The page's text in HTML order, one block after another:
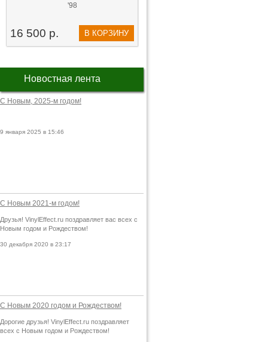
'98
16 500 р. В КОРЗИНУ
Новостная лента
С Новым, 2025-м годом!
9 января 2025 в 15:46
С Новым 2021-м годом!
Друзья! VinylEffect.ru поздравляет вас всех с
Новым годом и Рождеством!
30 декабря 2020 в 23:17
С Новым 2020 годом и Рождеством!
Дорогие друзья! VinylEffect.ru поздравляет
всех с Новым годом и Рождеством!